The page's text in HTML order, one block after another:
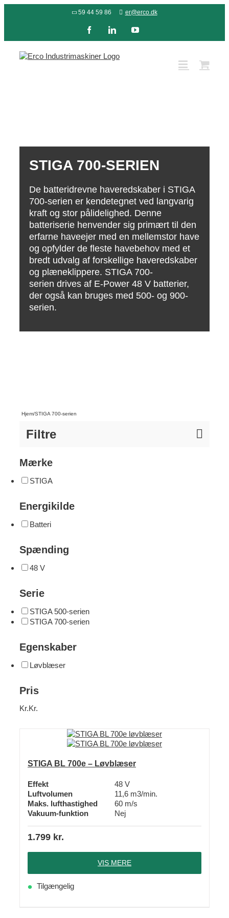
59 44 59 86 er@erco.dk
FacebookLinkedInYouTube
STIGA 700-SERIEN
De batteridrevne haveredskaber i STIGA
700-serien er kendetegnet ved langvarig
kraft og stor pålidelighed. Denne
batteriserie henvender sig primært til den
erfarne haveejer med en mellemstor have
og opfylder de fleste havebehov med et
bredt udvalg af forskellige haveredskaber
og plæneklippere. STIGA 700-
serien drives af E-Power 48 V batterier,
der også kan bruges med 500- og 900-
serien.
Hjem/STIGA 700-serien
STIGA BL 700e – Løvblæser
Effekt
48 V
Luftvolumen
11,6 m3/min.
Maks. lufthastighed
60 m/s
Vakuum-funktion
Nej
1.799 kr.
VIS MERE
Tilgængelig
Filtre
Mærke
STIGA
Energikilde
Batteri
Spænding
48 V
Serie
STIGA 500-serien
STIGA 700-serien
Egenskaber
Løvblæser
Pris
Kr.Kr.